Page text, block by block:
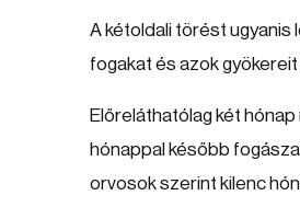
A kétoldali törést ugyanis
fogakat és azok gyökereit
Előreláthatólag két
hónappal később
orvosok szerint kilenc